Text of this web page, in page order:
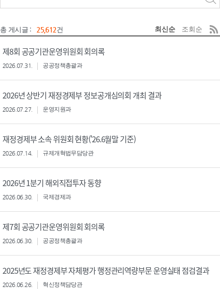
총 게시글 : 25,612건 최신순 조회순
제8회 공공기관운영위원회 회의록
2026.07.31. 공공정책총괄과
2026년 상반기 재정경제부 정보공개심의회 개최 결과
2026.07.27. 운영지원과
재정경제부 소속 위원회 현황('26.6월말 기준)
2026.07.14. 규제개혁법무담당관
2026년 1분기 해외직접투자 동향
2026.06.30. 국제경제과
제7회 공공기관운영위원회 회의록
2026.06.30. 공공정책총괄과
2025년도 재정경제부 자체평가 행정관리역량부문 운영실태 점검결과
2026.06.26. 혁신정책담당관